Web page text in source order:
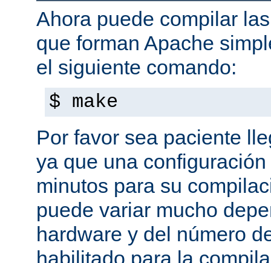
Ahora puede compilar
que forman Apache
el siguiente comando:
$ make
Por favor sea paciente
ya que una
minutos para su
puede variar mucho
hardware y del número
habilitado para la